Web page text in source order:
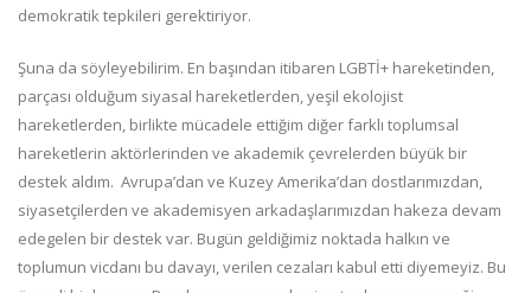
demokratik tepkileri gerektiriyor.
Şuna da söyleyebilirim. En başından itibaren LGBTİ+ hareketinden,
parçası olduğum siyasal hareketlerden, yeşil ekolojist
hareketlerden, birlikte mücadele ettiğim diğer farklı toplumsal
hareketlerin aktörlerinden ve akademik çevrelerden büyük bir
destek aldım. Avrupa’dan ve Kuzey Amerika’dan dostlarımızdan,
siyasetçilerden ve akademisyen arkadaşlarımızdan hakeza devam
edegelen bir destek var. Bugün geldiğimiz noktada halkın ve
toplumun vicdanı bu davayı, verilen cezaları kabul etti diyemeyiz. Bu